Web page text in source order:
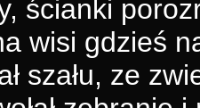
ścianki
wisi gdzieś
szału, ze